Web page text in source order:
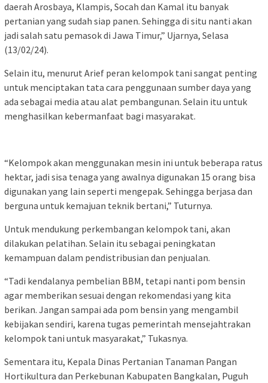
daerah Arosbaya, Klampis, Socah dan Kamal itu banyak
pertanian yang sudah siap panen. Sehingga di situ nanti akan
jadi salah satu pemasok di Jawa Timur,” Ujarnya, Selasa
(13/02/24).
Selain itu, menurut Arief peran kelompok tani sangat penting
untuk menciptakan tata cara penggunaan sumber daya yang
ada sebagai media atau alat pembangunan. Selain itu untuk
menghasilkan kebermanfaat bagi masyarakat.
“Kelompok akan menggunakan mesin ini untuk beberapa ratus
hektar, jadi sisa tenaga yang awalnya digunakan 15 orang bisa
digunakan yang lain seperti mengepak. Sehingga berjasa dan
berguna untuk kemajuan teknik bertani,” Tuturnya.
Untuk mendukung perkembangan kelompok tani, akan
dilakukan pelatihan. Selain itu sebagai peningkatan
kemampuan dalam pendistribusian dan penjualan.
“Tadi kendalanya pembelian BBM, tetapi nanti pom bensin
agar memberikan sesuai dengan rekomendasi yang kita
berikan. Jangan sampai ada pom bensin yang mengambil
kebijakan sendiri, karena tugas pemerintah mensejahtrakan
kelompok tani untuk masyarakat,” Tukasnya.
Sementara itu, Kepala Dinas Pertanian Tanaman Pangan
Hortikultura dan Perkebunan Kabupaten Bangkalan, Puguh